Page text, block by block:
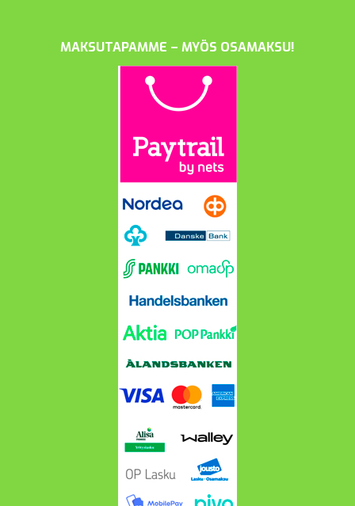
MAKSUTAPAMME – MYÖS OSAMAKSU!